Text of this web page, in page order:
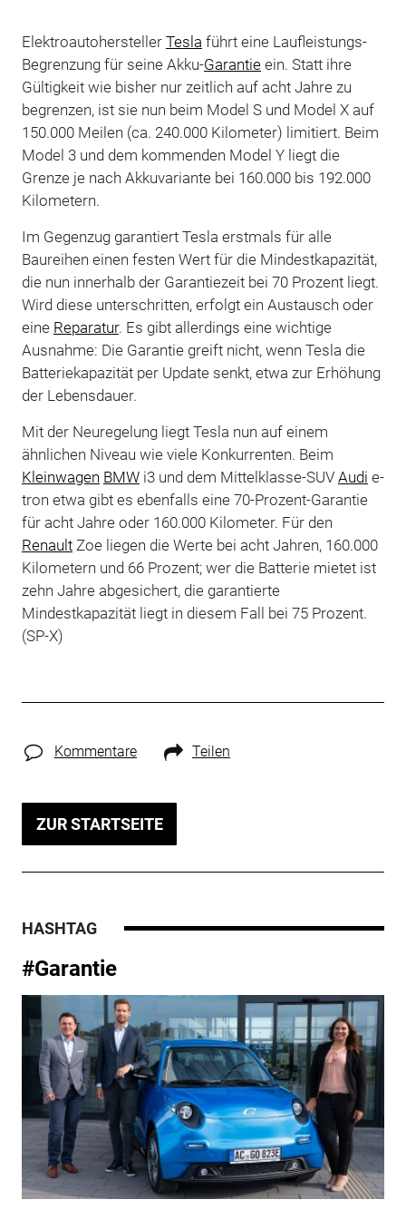
Elektroautohersteller Tesla führt eine Laufleistungs-
Begrenzung für seine Akku-Garantieein. Statt ihre
Gültigkeit wie bisher nur zeitlich auf acht Jahre zu
begrenzen, ist sie nun beim Model S und Model X auf
150.000 Meilen (ca. 240.000 Kilometer) limitiert. Beim
Model 3 und dem kommenden Model Y liegt die
Grenze je nach Akkuvariante bei 160.000 bis 192.000
Kilometern.
Im Gegenzug garantiert Tesla erstmals für alle
Baureihen einen festen Wert für die Mindestkapazität,
die nun innerhalb der Garantiezeit bei 70 Prozent liegt.
Wird diese unterschritten, erfolgt ein Austausch oder
eine Reparatur. Es gibt allerdings eine wichtige
Ausnahme: Die Garantie greift nicht, wenn Tesla die
Batteriekapazität per Update senkt, etwa zur Erhöhung
der Lebensdauer.
Mit der Neuregelung liegt Tesla nun auf einem
ähnlichen Niveau wie viele Konkurrenten. Beim
Kleinwagen BMWi3 und dem Mittelklasse-SUV Audi e-
tron etwa gibt es ebenfalls eine 70-Prozent-Garantie
für acht Jahre oder 160.000 Kilometer. Für den
RenaultZoe liegen die Werte bei acht Jahren, 160.000
Kilometern und 66 Prozent; wer die Batterie mietet ist
zehn Jahre abgesichert, die garantierte
Mindestkapazität liegt in diesem Fall bei 75 Prozent.
(SP-X)
Kommentare Teilen
ZUR STARTSEITE
HASHTAG
#Garantie